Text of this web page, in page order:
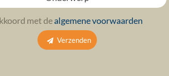
met dealgemene voorwaarden
Verzenden